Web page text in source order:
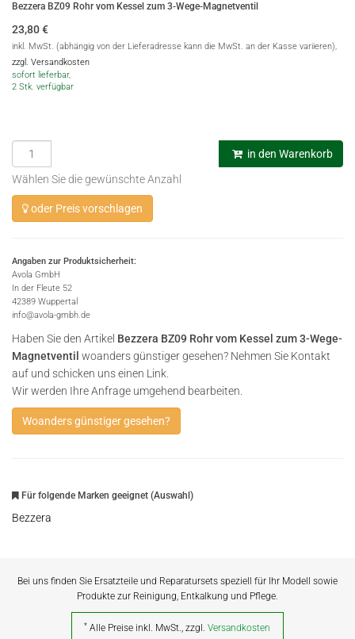
Bezzera BZ09 Rohr vom Kessel zum 3-Wege-Magnetventil
23,80€
inkl. MwSt. (abhängig von der Lieferadresse kann die MwSt. an der Kasse variieren),
zzgl. Versandkosten
sofort lieferbar,
2 Stk. verfügbar
in den Warenkorb
Wählen Sie die gewünschte Anzahl
oder Preis vorschlagen
Angaben zur Produktsicherheit:
Avola GmbH
In der Fleute 52
42389 Wuppertal
info@avola-gmbh.de
Haben Sie den Artikel Bezzera BZ09 Rohr vom Kessel zum 3-Wege-
Magnetventil woanders günstiger gesehen? Nehmen Sie Kontakt
auf und schicken uns einen Link.
Wir werden Ihre Anfrage umgehend bearbeiten.
Woanders günstiger gesehen?
Für folgende Marken geeignet (Auswahl)
Bezzera
Bei uns finden Sie Ersatzteile und Reparatursets speziell für Ihr Modell sowie
Produkte zur Reinigung, Entkalkung und Pflege.
* Alle Preise inkl. MwSt., zzgl.Versandkosten